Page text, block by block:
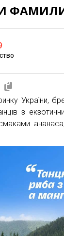
України,
з
смаками